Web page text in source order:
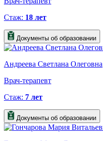
Стаж: 18 лет
Документы об образовании
Андреева Светлана Олеговна
Врач-терапевт
Стаж: 7 лет
Документы об образовании